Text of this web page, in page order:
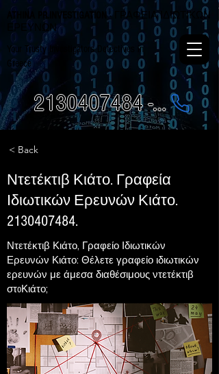
ATHINA PR.INVESTIGATION - ΓΡΑΦΕΙΑ ΙΔΙΩΤΙΚΩΝ
ΕΡΕΥΝΩΝ
Your Trusty Investigators Detectives in
Greece
2130407484 - 6984337249
< Back
Ντετέκτιβ Κιάτο. Γραφεία
Ιδιωτικών Ερευνών Κιάτο.
2130407484.
Ντετέκτιβ Κιάτο, Γραφείο Ιδιωτικών
Ερευνών Κιάτο: Θέλετε γραφείο ιδιωτικών
ερευνών με άμεσα διαθέσιμους ντετέκτιβ
στoΚιάτο;